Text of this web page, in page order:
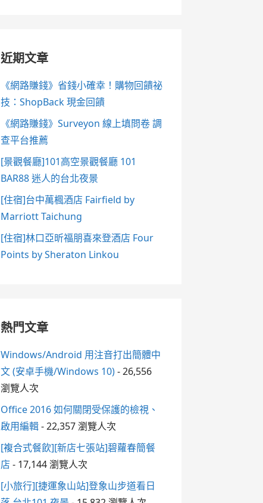
近期文章
《網路賺錢》省錢小確幸！購物回饋祕
技：ShopBack 現金回饋
《網路賺錢》Surveyon 線上填問卷 調
查平台推薦
[景觀餐廳]101高空景觀餐廳 101
BAR88 迷人的台北夜景
[住宿]台中萬楓酒店 Fairfield by
Marriott Taichung
[住宿]林口亞昕福朋喜來登酒店 Four
Points by Sheraton Linkou
熱門文章
Windows/Android 用注音打出簡體中
文 (安卓手機/Windows 10)- 26,556
瀏覽人次
Office 2016 如何關閉受保護的檢視、
啟用編輯- 22,357 瀏覽人次
[複合式餐飲][新店七張站]碧蘿春簡餐
店- 17,144 瀏覽人次
[小旅行][捷運象山站]登象山步道看日